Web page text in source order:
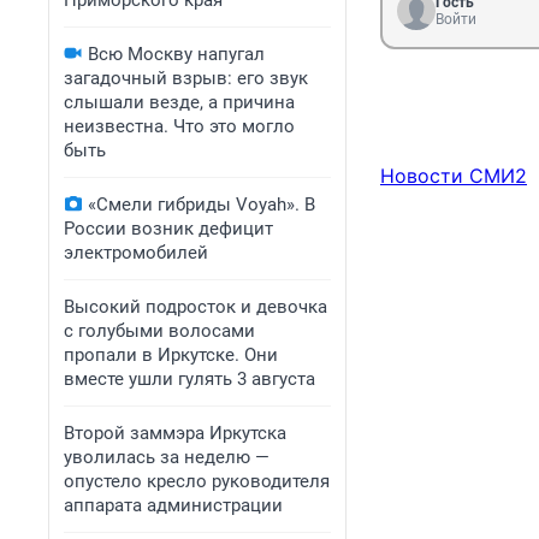
Всю Москву напугал
загадочный взрыв: его звук
слышали везде, а причина
неизвестна. Что это могло
быть
«Смели гибриды Voyah». В
России возник дефицит
электромобилей
Высокий подросток и девочка
с голубыми волосами
пропали в Иркутске. Они
вместе ушли гулять 3 августа
Второй заммэра Иркутска
уволилась за неделю —
опустело кресло руководителя
аппарата администрации
Войти
Новости СМИ2